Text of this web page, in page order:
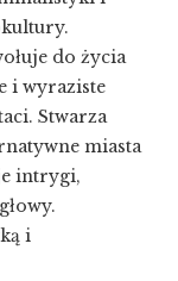
do życia
i wyraziste
Stwarza
miasta
intrygi,
i